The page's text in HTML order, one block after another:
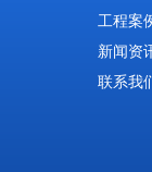
工程案
新闻资
联系我